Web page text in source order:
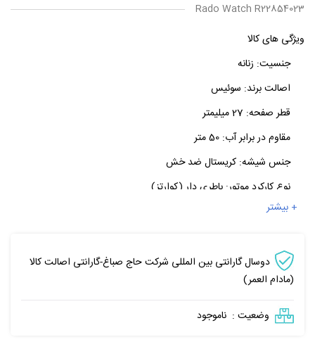
Rado Watch R22854023
ویژگی های کالا
جنسیت: زنانه
اصالت برند: سوئیس
قطر صفحه: 27 میلیمتر
مقاوم در برابر آب: 50 متر
جنس شیشه: کریستال ضد خش
نوع کارکرد موتور: باطری دار (کوارتز)
+ بیشتر
دوسال گارانتی بین المللی شرکت حاج صباغ-گارانتی اصالت کالا
(مادام العمر)
وضعیت : ناموجود